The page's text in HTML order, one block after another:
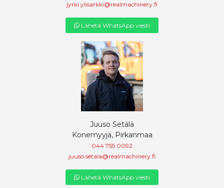
jyrki.ylisarkki@realmachinery.fi
Lähetä WhatsApp viesti
Juuso Setälä
Konemyyjä, Pirkanmaa
044 755 0092
juuso.setala@realmachinery.fi
Lähetä WhatsApp viesti